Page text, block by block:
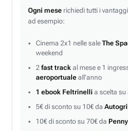
Ogni mese richiedi tutti i
ad esempio:
Cinema 2x1 nelle saleThe
weekend
2 fast track al mese e 1
aeroportualeall’anno
1 ebook Feltrinelli a scelta su
5€ di sconto su 10€ da
10€ di sconto su 70€ da Penny